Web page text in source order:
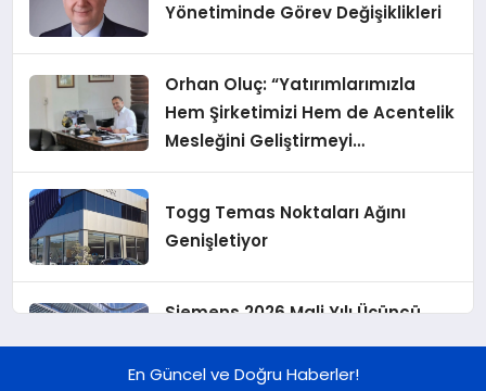
Yönetiminde Görev Değişiklikleri
Orhan Oluç: “Yatırımlarımızla
Hem Şirketimizi Hem de Acentelik
Mesleğini Geliştirmeyi
Hedefliyoruz”
Togg Temas Noktaları Ağını
Genişletiyor
Siemens 2026 Mali Yılı Üçüncü
Yükseltilen EPS Beklentisi
En Güncel ve Doğru Haberler!